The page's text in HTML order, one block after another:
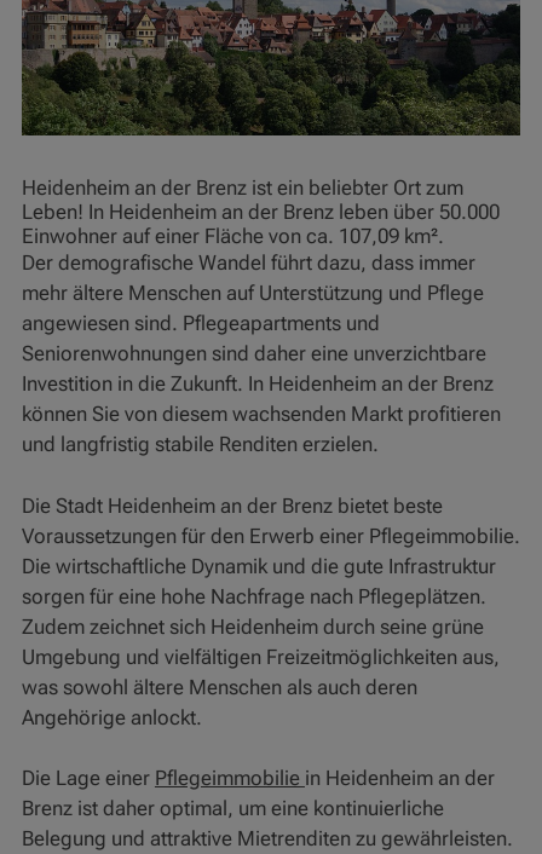
Heidenheim an der Brenz ist ein beliebter Ort zum
Leben! In Heidenheim an der Brenz leben über 50.000
Einwohner auf einer Fläche von ca. 107,09 km².
Der demografische Wandel führt dazu, dass immer
mehr ältere Menschen auf Unterstützung und Pflege
angewiesen sind. Pflegeapartments und
Seniorenwohnungen sind daher eine unverzichtbare
Investition in die Zukunft. In Heidenheim an der Brenz
können Sie von diesem wachsenden Markt profitieren
und langfristig stabile Renditen erzielen.
Die Stadt Heidenheim an der Brenz bietet beste
Voraussetzungen für den Erwerb einer Pflegeimmobilie.
Die wirtschaftliche Dynamik und die gute Infrastruktur
sorgen für eine hohe Nachfrage nach Pflegeplätzen.
Zudem zeichnet sich Heidenheim durch seine grüne
Umgebung und vielfältigen Freizeitmöglichkeiten aus,
was sowohl ältere Menschen als auch deren
Angehörige anlockt.
Die Lage einer Pflegeimmobilie in Heidenheim an der
Brenz ist daher optimal, um eine kontinuierliche
Belegung und attraktive Mietrenditen zu gewährleisten.